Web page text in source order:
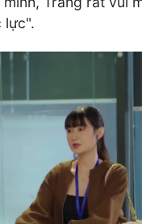
lực".